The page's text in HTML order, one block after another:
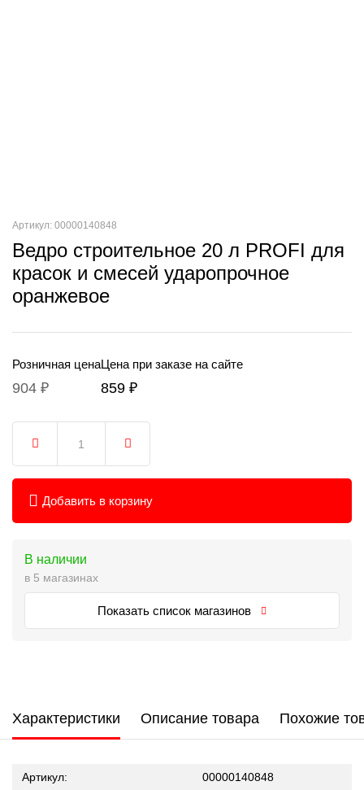
Артикул: 00000140848
Ведро строительное 20 л PROFI для
красок и смесей ударопрочное
оранжевое
Розничная цена
904 ₽
Цена при заказе на сайте
859 ₽
Добавить в корзину
В наличии
в 5 магазинах
Показать список магазинов
Характеристики Описание товара Похожие
Артикул: 00000140848